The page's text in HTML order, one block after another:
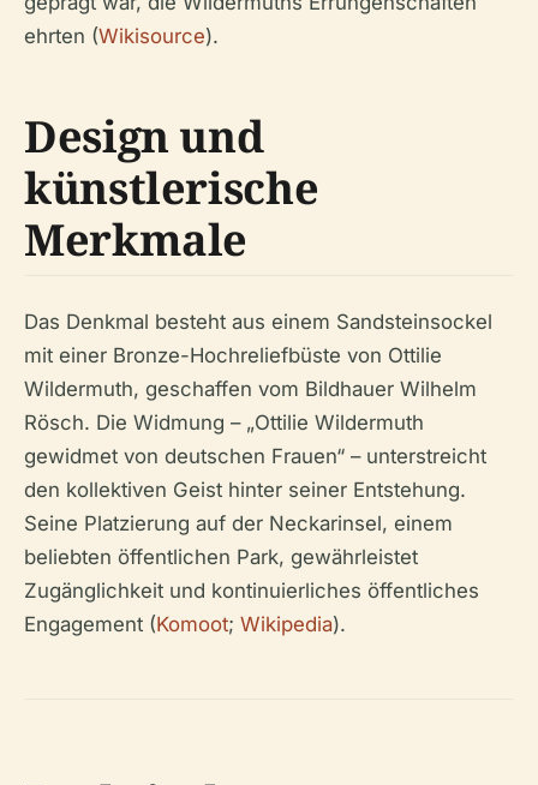
ehrten (Wikisource).
Design und
künstlerische
Merkmale
Das Denkmal besteht aus einem Sandsteinsockel
mit einer Bronze-Hochreliefbüste von Ottilie
Wildermuth, geschaffen vom Bildhauer Wilhelm
Rösch. Die Widmung – „Ottilie Wildermuth
gewidmet von deutschen Frauen“ – unterstreicht
den kollektiven Geist hinter seiner Entstehung.
Seine Platzierung auf der Neckarinsel, einem
beliebten öffentlichen Park, gewährleistet
Zugänglichkeit und kontinuierliches öffentliches
Engagement (Komoot; Wikipedia).